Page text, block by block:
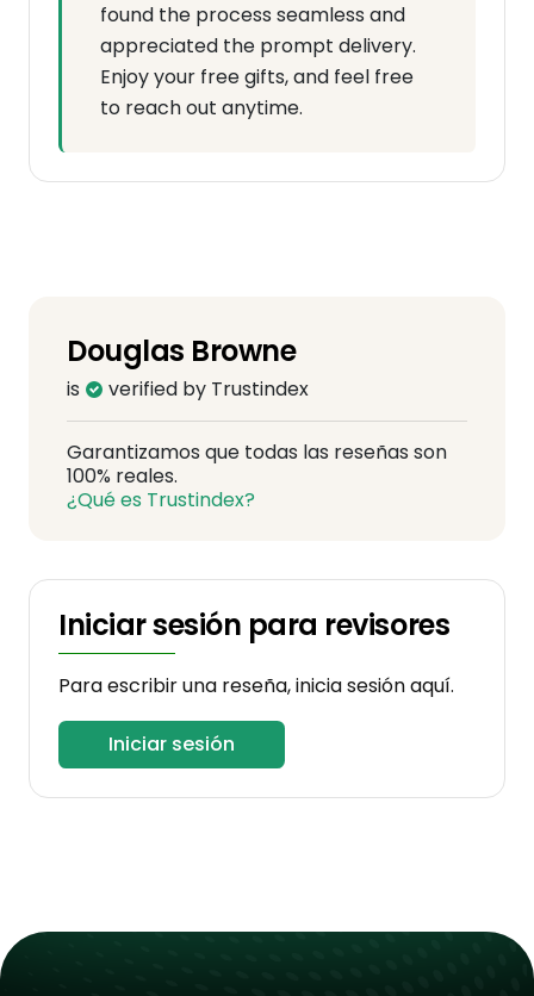
found the process seamless and
appreciated the prompt delivery.
Enjoy your free gifts, and feel free
to reach out anytime.
Douglas Browne
is verified by Trustindex
Garantizamos que todas las reseñas son
100% reales.
¿Qué es Trustindex?
Iniciar sesión para revisores
Para escribir una reseña, inicia sesión aquí.
Iniciar sesión